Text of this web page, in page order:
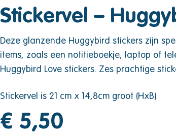
Stickervel –
Deze glanzende Huggybird stickers zijn
items, zoals een notitieboekje, laptop of
Huggybird Love stickers. Zes prachtige
Stickervel is 21 cm x 14,8cm groot (HxB)
€ 5,50